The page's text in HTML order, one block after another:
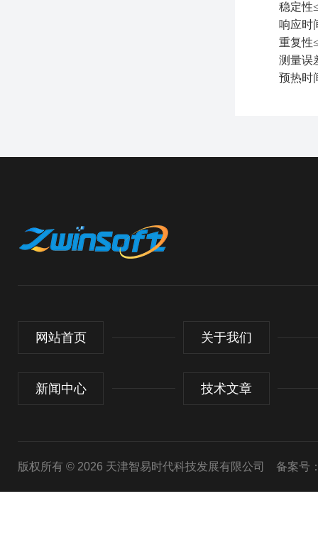
稳定性
响应时
重复性
测量误
预热时
网站首页 关于我们
新闻中心 技术文章
版权所有 © 2026 天津智易时代科技发展有限公司 备案号